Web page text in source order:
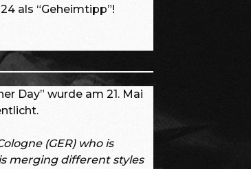
als “Geheimtipp”!
Day” wurde am 21. Mai
(GER) who is
merging different styles